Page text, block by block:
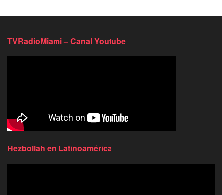
TVRadioMiami – Canal Youtube
Hezbollah en Latinoamérica